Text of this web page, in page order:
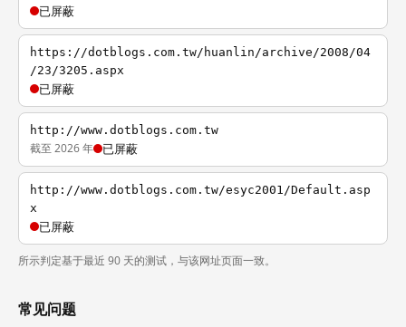
已屏蔽
https://dotblogs.com.tw/huanlin/archive/2008/04
/23/3205.aspx
已屏蔽
http://www.dotblogs.com.tw
截至 2026 年 已屏蔽
http://www.dotblogs.com.tw/esyc2001/Default.asp
x
已屏蔽
所示判定基于最近 90 天的测试，与该网址页面一致。
常见问题